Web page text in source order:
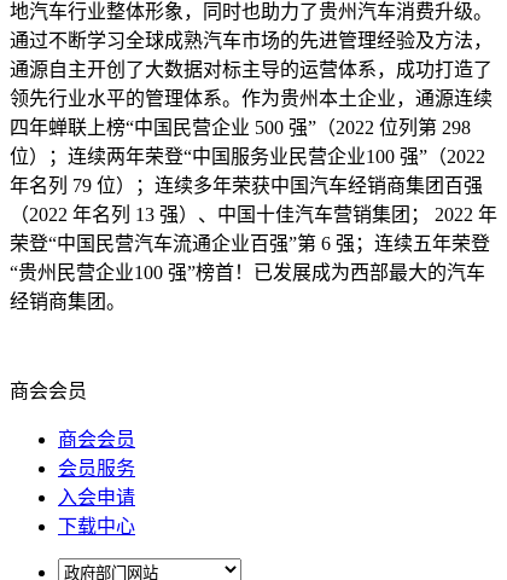
地汽车行业整体形象，同时也助力了贵州汽车消费升级。
通过不断学习全球成熟汽车市场的先进管理经验及方法，
通源自主开创了大数据对标主导的运营体系，成功打造了
领先行业水平的管理体系。作为贵州本土企业，通源连续
四年蝉联上榜“中国民营企业 500 强”（2022 位列第 298
位）；连续两年荣登“中国服务业民营企业100 强”（2022
年名列 79 位）；连续多年荣获中国汽车经销商集团百强
（2022 年名列 13 强）、中国十佳汽车营销集团； 2022 年
荣登“中国民营汽车流通企业百强”第 6 强；连续五年荣登
“贵州民营企业100 强”榜首！已发展成为西部最大的汽车
经销商集团。
商会会员
商会会员
会员服务
入会申请
下载中心